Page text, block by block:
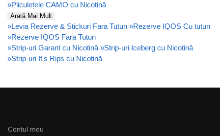
»Pliculețele CAMO cu Nicotină
Arată Mai Mult
»Levia Rezerve & Stickuri Fara Tutun »Rezerve IQOS Cu tutun
»Rezerve IQOS Fara Tutun
»Strip-uri Garant cu Nicotină »Strip-uri Iceberg cu Nicotină
»Strip-uri It's Rips cu Nicotină
Contul meu